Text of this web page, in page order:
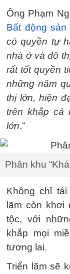
Ông Phạm
Bất động sản
có quyền tự
nhà ở và đô
rất tốt quyền
những năm
thị lớn, hiện
trên khắp cả
lớn.”
Phân khu
Không chỉ
lãm còn
tộc, với
khắp mọi
tương lai.
Triển lãm sẽ